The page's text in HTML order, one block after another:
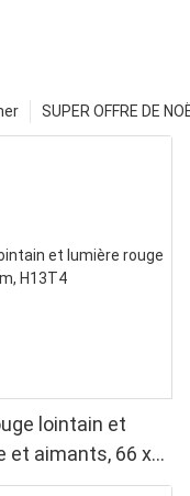
SUPER OFFRE DE
lointain et
et aimants, 66 x